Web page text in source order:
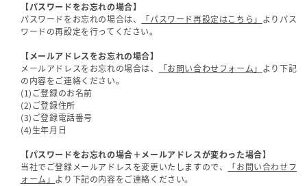
【パスワードをお忘れの場合】
パスワードをお忘れの場合は、
「パスワード再設定はこちら」 よりパス
ワードの再設定を行ってください。
【メールアドレスをお忘れの場合】
メールアドレスをお忘れの場合は、
「お問い合わせフォーム」 より下記
の内容をご連絡ください。
(1)ご登録のお名前
(2)ご登録住所
(3)ご登録電話番号
(4)生年月日
【パスワードをお忘れの場合＋メールアドレスが変わった場合】
当社でご登録メールアドレスを変更いたしますので、
「お問い合わせフ
ォーム」 より下記の内容をご連絡ください。